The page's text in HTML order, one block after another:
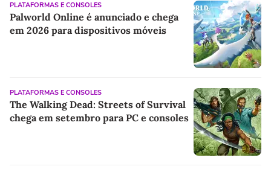
PLATAFORMAS E CONSOLES
Palworld Online é anunciado e chega
em 2026 para dispositivos móveis
PLATAFORMAS E CONSOLES
The Walking Dead: Streets of Survival
chega em setembro para PC e consoles